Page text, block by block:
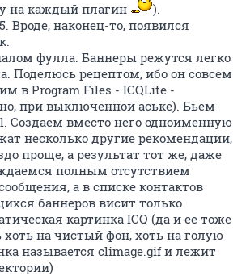
на каждый плагин
).
Вроде, наконец-то, появился
фулла. Баннеры режутся легко
Поделюсь рецептом, ибо он совсем
в Program Files - ICQLite -
при выключенной аське). Бьем
Создаем вместо него одноименную
несколько другие рекомендации,
проще, а результат тот же, даже
полным отсутствием
а в списке контактов
баннеров висит только
картинка ICQ (да и ее тоже
на чистый фон, хоть на голую
называется climage.gif и лежит